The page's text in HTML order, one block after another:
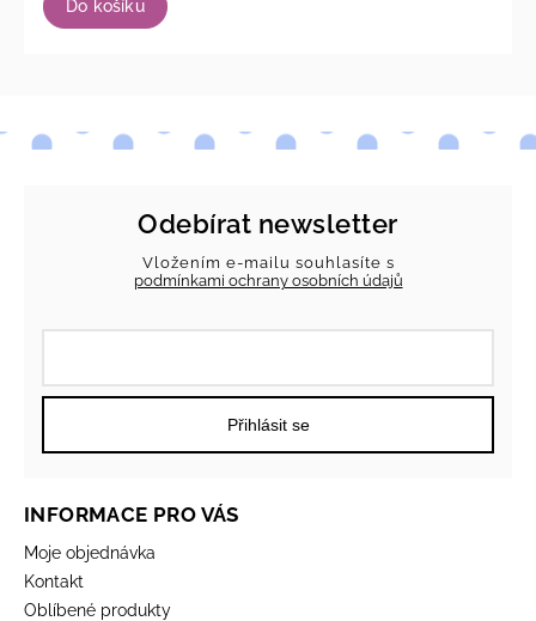
Do košíku
Odebírat newsletter
Vložením e-mailu souhlasíte s
podmínkami ochrany osobních údajů
Přihlásit se
INFORMACE PRO VÁS
Moje objednávka
Kontakt
Oblíbené produkty